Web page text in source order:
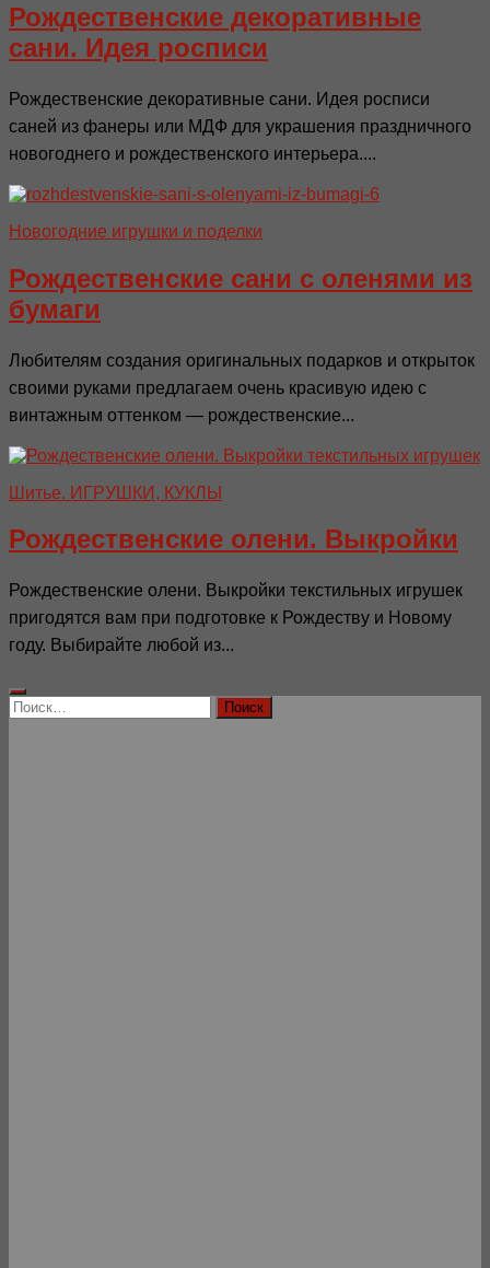
Рождественские декоративные
сани. Идея росписи
Рождественские декоративные сани. Идея росписи
саней из фанеры или МДФ для украшения праздничного
новогоднего и рождественского интерьера....
Новогодние игрушки и поделки
Рождественские сани с оленями из
бумаги
Любителям создания оригинальных подарков и открыток
своими руками предлагаем очень красивую идею с
винтажным оттенком — рождественские...
Шитье. ИГРУШКИ, КУКЛЫ
Рождественские олени. Выкройки
Рождественские олени. Выкройки текстильных игрушек
пригодятся вам при подготовке к Рождеству и Новому
году. Выбирайте любой из...
Найти: